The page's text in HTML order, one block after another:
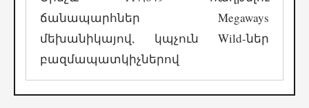
ճանապարհներ Megaways
մեխանիկայով, կպչուն Wild-ներ
բազմապատկիչներով